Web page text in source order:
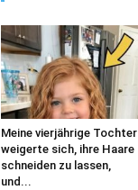
Meine vierjährige Tochter
weigerte sich, ihre Haare
schneiden zu lassen,
und...